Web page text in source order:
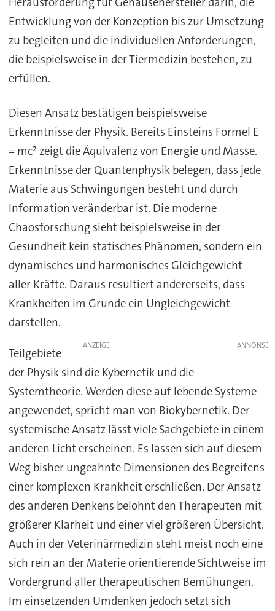
Entwicklung von der Konzeption bis zur Umsetzung
zu begleiten und die individuellen Anforderungen,
die beispielsweise in der Tiermedizin bestehen, zu
erfüllen.
Diesen Ansatz bestätigen beispielsweise
Erkenntnisse der Physik. Bereits Einsteins Formel E
= mc² zeigt die Äquivalenz von Energie und Masse.
Erkenntnisse der Quantenphysik belegen, dass jede
Materie aus Schwingungen besteht und durch
Information veränderbar ist. Die moderne
Chaosforschung sieht beispielsweise in der
Gesundheit kein statisches Phänomen, sondern ein
dynamisches und harmonisches Gleichgewicht
aller Kräfte. Daraus resultiert andererseits, dass
Krankheiten im Grunde ein Ungleichgewicht
darstellen.
ANZEIGE
Teilgebiete
der Physik sind die Kybernetik und die
Systemtheorie. Werden diese auf lebende Systeme
angewendet, spricht man von Biokybernetik. Der
systemische Ansatz lässt viele Sachgebiete in einem
anderen Licht erscheinen. Es lassen sich auf diesem
Weg bisher ungeahnte Dimensionen des Begreifens
einer komplexen Krankheit erschließen. Der Ansatz
des anderen Denkens belohnt den Therapeuten mit
größerer Klarheit und einer viel größeren Übersicht.
Auch in der Veterinärmedizin steht meist noch eine
sich rein an der Materie orientierende Sichtweise im
Vordergrund aller therapeutischen Bemühungen.
Im einsetzenden Umdenken jedoch setzt sich